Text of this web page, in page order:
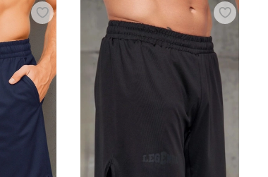
товары для ММА включают
бойца. Шорты, рашгарды и
тренировках.
шорты, бинты, рашгарды,
доступный на сайте, достаточно